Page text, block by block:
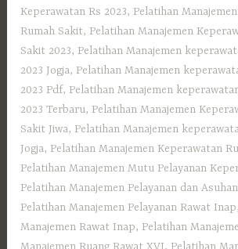
Keperawatan Rs 2023, Pelatihan
Rumah Sakit, Pelatihan Manajemen
Sakit 2023, Pelatihan Manajemen
2023 Jogja, Pelatihan Manajemen
2023 Pdf, Pelatihan Manajemen
2023 Terbaru, Pelatihan Manajemen
Sakit Jiwa, Pelatihan Manajemen
Jogja, Pelatihan Manajemen Keperawatan
Pelatihan Manajemen Mutu Pelayanan
Pelatihan Manajemen Pelayanan dan
Pelatihan Manajemen Pelayanan Rawat Inap,
Manajemen Rawat Inap, Pelatihan